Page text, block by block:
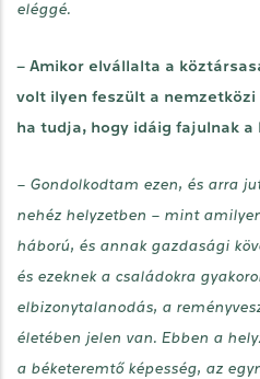
eléggé.
– Amikor elvállalta a
volt ilyen feszült a
ha tudja, hogy idáig fajulnak a
– Gondolkodtam ezen, és arra
nehéz helyzetben – mint
háború, és annak gazdasági
és ezeknek a családokra
elbizonytalanodás, a
életében jelen van. Ebben a
a béketeremtő képesség, az